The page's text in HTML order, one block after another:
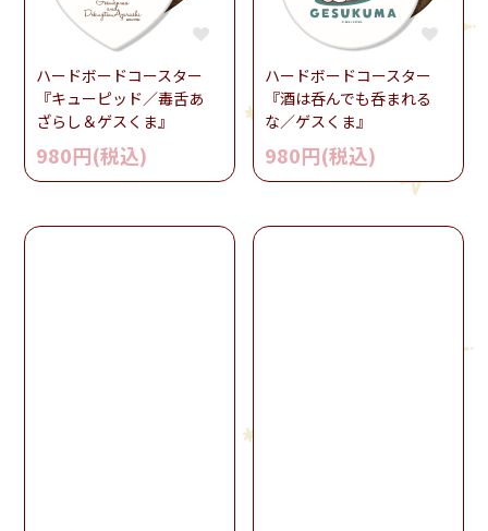
ハードボードコースター
『キューピッド／毒舌あ
ざらし＆ゲスくま』
980円(税込)
ハードボードコースター
『酒は呑んでも呑まれる
な／ゲスくま』
980円(税込)